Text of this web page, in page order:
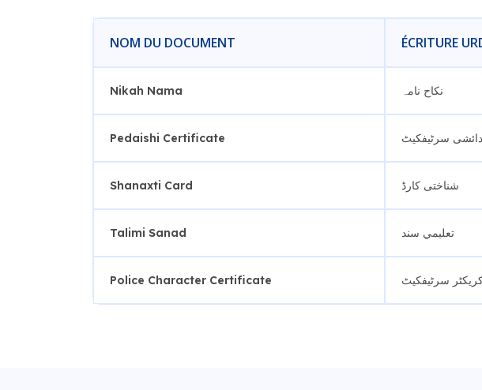
NOM DU DOCUMENT ÉCRITURE
Nikah Nama نکاح نامہ
Pedaishi Certificate سرٹیفکیٹ
Shanaxti Card شناختی کارڈ
Talimi Sanad تعلیمي سند
Police Character Certificate سرٹیفکیٹ